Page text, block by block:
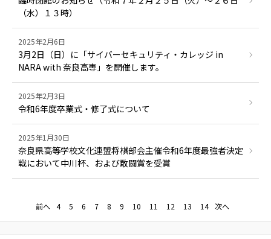
（水）１３時）
2025年2月6日
3月2日（日）に「サイバーセキュリティ・カレッジ in
NARA with 奈良高専」を開催します。
2025年2月3日
令和6年度卒業式・修了式について
2025年1月30日
奈良県高等学校文化連盟将棋部会主催令和6年度最強者決定
戦において中川杯、および敢闘賞を受賞
前へ 4 5 6 7 8 9 10 11 12 13 14 次へ